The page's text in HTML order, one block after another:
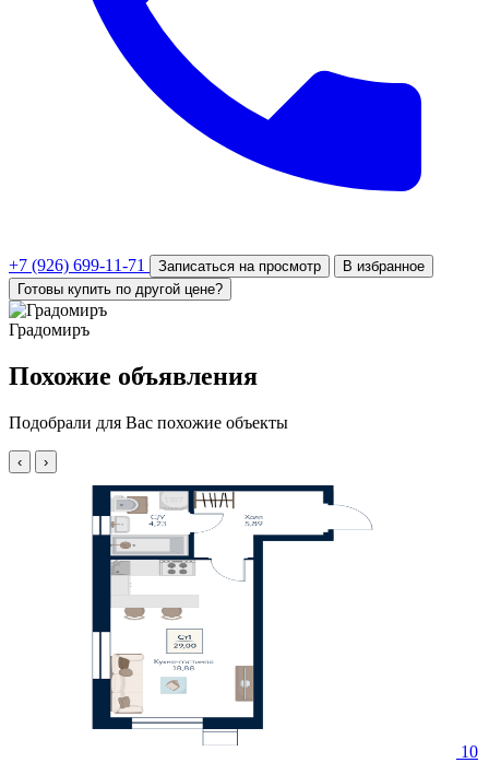
+7 (926) 699-11-71 Записаться на просмотр
В избранное
Готовы купить по другой цене?
Градомиръ
Похожие объявления
Подобрали для Вас похожие объекты
‹ ›
10